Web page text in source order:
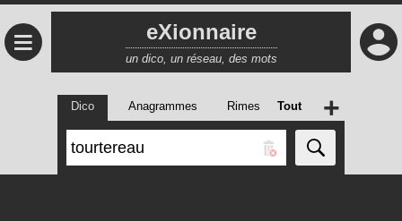
≡ eXionnaire
un dico, un réseau, des mots
Dico Anagrammes Rimes Tout +